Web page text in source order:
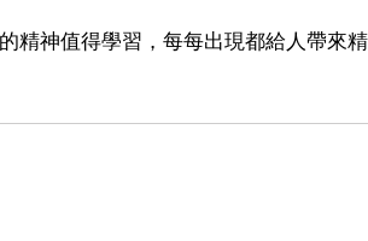
精神值得學習，每每出現都給人帶來